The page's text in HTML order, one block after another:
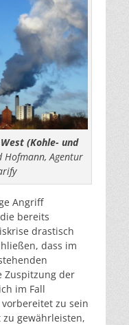
(Kohle- und
Agentur
Angriff
bereits
drastisch
dass im
Zuspitzung der
im Fall
zu sein
gewährleisten,